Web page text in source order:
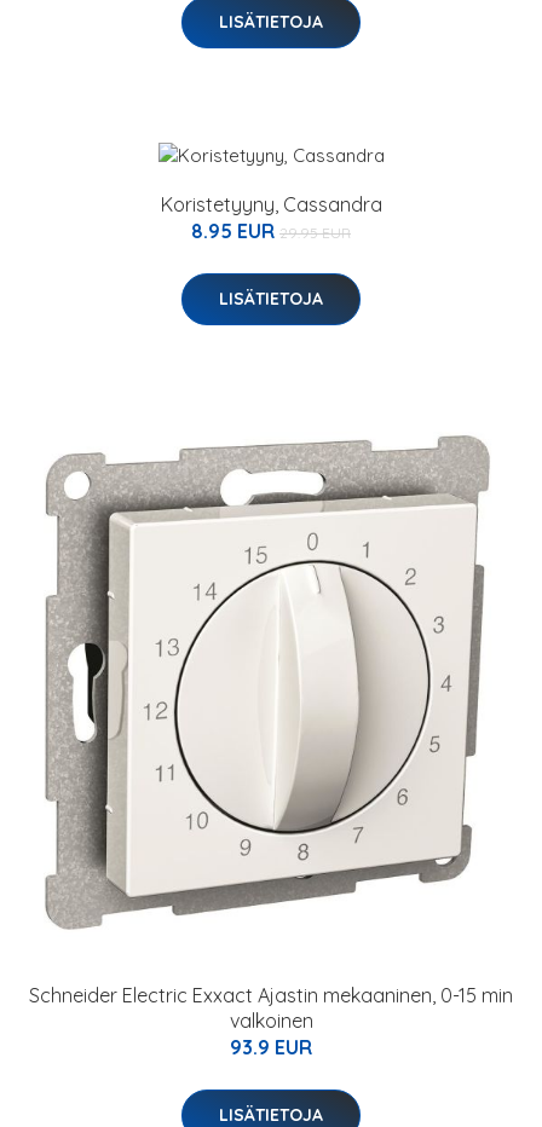
LISÄTIETOJA
Koristetyyny, Cassandra
8.95 EUR 29.95 EUR
LISÄTIETOJA
Schneider Electric Exxact Ajastin mekaaninen, 0-15 min
valkoinen
93.9 EUR
LISÄTIETOJA